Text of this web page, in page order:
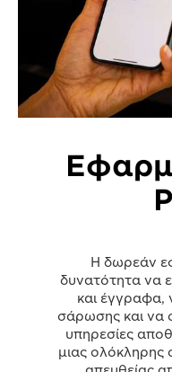
Η δωρεάν
δυνατότητα να
και έγγραφα,
σάρωσης και να
υπηρεσίες
μιας ολόκληρης